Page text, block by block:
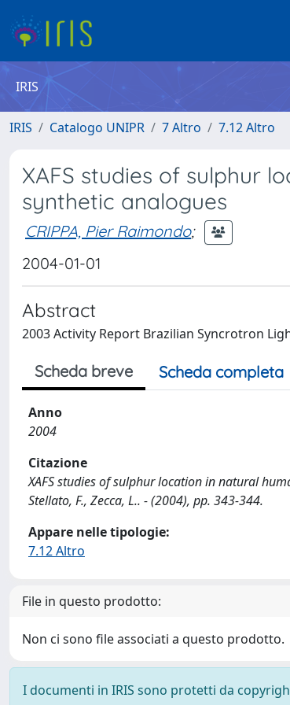
IRIS
IRIS Catalogo UNIPR 7 Altro 7.12 Altro
XAFS studies of sulphur
synthetic analogues
CRIPPA, Pier Raimondo;
2004-01-01
Abstract
2003 Activity Report Brazilian Syncrotron
Scheda breve Scheda completa
Anno
2004
Citazione
XAFS studies of sulphur location in natural
Stellato, F., Zecca, L.. - (2004), pp. 343-344.
Appare nelle tipologie:
7.12 Altro
File in questo prodotto:
Non ci sono file associati a questo prodotto.
I documenti in IRIS sono protetti da